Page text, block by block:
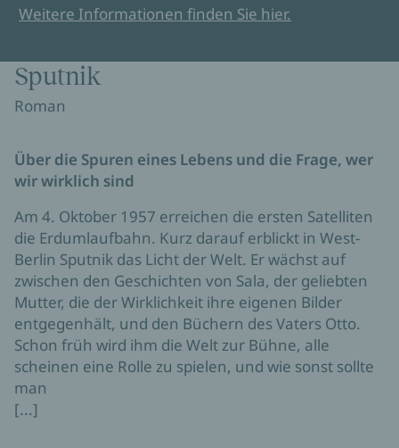
Weitere Informationen finden Sie hier.
Sputnik
Roman
Über die Spuren eines Lebens und die Frage, wer
wir wirklich sind
Am 4. Oktober 1957 erreichen die ersten Satelliten
die Erdumlaufbahn. Kurz darauf erblickt in West-
Berlin Sputnik das Licht der Welt. Er wächst auf
zwischen den Geschichten von Sala, der geliebten
Mutter, die der Wirklichkeit ihre eigenen Bilder
entgegenhält, und den Büchern des Vaters Otto.
Schon früh wird ihm die Welt zur Bühne, alle
scheinen eine Rolle zu spielen, und wie sonst sollte
man
[...]